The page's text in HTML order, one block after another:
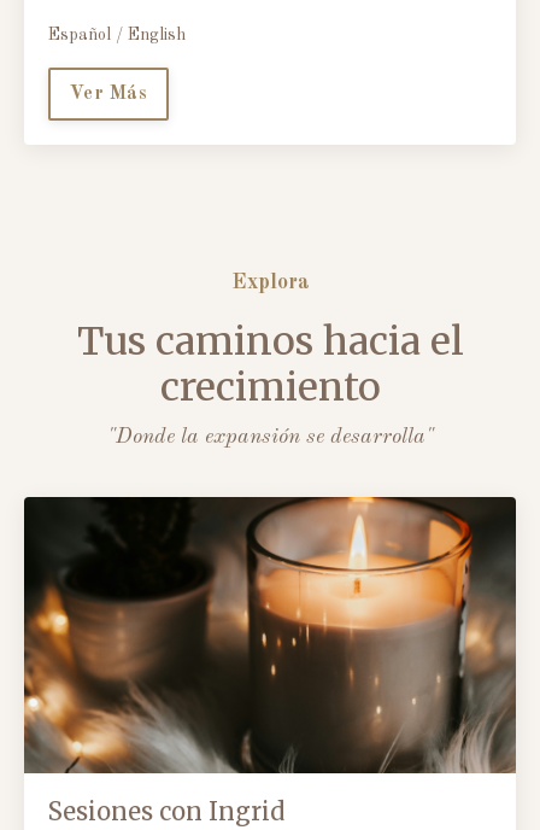
Español / English
Ver Más
Explora
Tus caminos hacia el
crecimiento
"Donde la expansión se desarrolla"
Sesiones con Ingrid